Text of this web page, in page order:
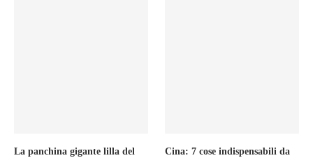
La panchina gigante lilla del
Cina: 7 cose indispensabili da